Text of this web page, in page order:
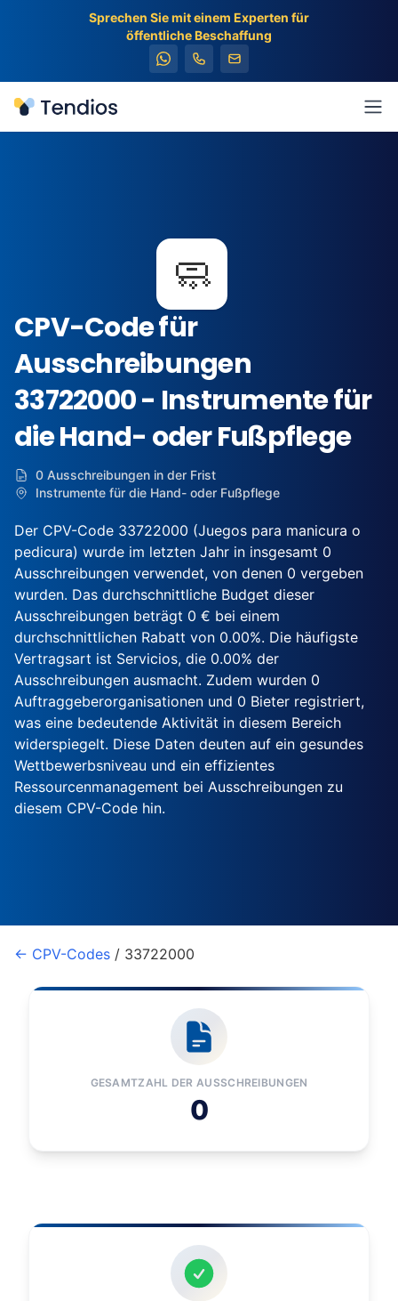
Sprechen Sie mit einem Experten für
öffentliche Beschaffung
Tendios
🧼
CPV-Code für
Ausschreibungen
33722000 - Instrumente für
die Hand- oder Fußpflege
0 Ausschreibungen in der Frist
Instrumente für die Hand- oder Fußpflege
Der CPV-Code 33722000 (Juegos para manicura o
pedicura) wurde im letzten Jahr in insgesamt 0
Ausschreibungen verwendet, von denen 0 vergeben
wurden. Das durchschnittliche Budget dieser
Ausschreibungen beträgt 0 € bei einem
durchschnittlichen Rabatt von 0.00%. Die häufigste
Vertragsart ist Servicios, die 0.00% der
Ausschreibungen ausmacht. Zudem wurden 0
Auftraggeberorganisationen und 0 Bieter registriert,
was eine bedeutende Aktivität in diesem Bereich
widerspiegelt. Diese Daten deuten auf ein gesundes
Wettbewerbsniveau und ein effizientes
Ressourcenmanagement bei Ausschreibungen zu
diesem CPV-Code hin.
← CPV-Codes / 33722000
GESAMTZAHL DER AUSSCHREIBUNGEN
0